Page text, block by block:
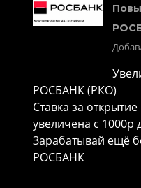
РОСБАНК (РКО)
Ставка за
увеличена с 1000р
Зарабатывай ещё
РОСБАНК